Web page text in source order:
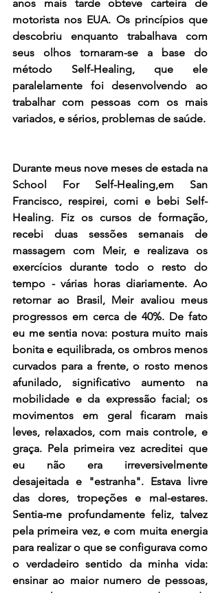
anos mais tarde obteve carteira de
motorista nos EUA. Os princípios que
descobriu enquanto trabalhava com
seus olhos tornaram-se a base do
método Self-Healing, que ele
paralelamente foi desenvolvendo ao
trabalhar com pessoas com os mais
Durante meus nove meses de estada na
School For Self-Healing,em San
Francisco, respirei, comi e bebi Self-
Healing. Fiz os cursos de formação,
recebi duas sessões semanais de
massagem com Meir, e realizava os
exercícios durante todo o resto do
tempo - várias horas diariamente. Ao
retornar ao Brasil, Meir avaliou meus
progressos em cerca de 40%. De fato
eu me sentia nova: postura muito mais
bonita e equilibrada, os ombros menos
curvados para a frente, o rosto menos
afunilado, significativo aumento na
mobilidade e da expressão facial; os
movimentos em geral ficaram mais
leves, relaxados, com mais controle, e
graça. Pela primeira vez acreditei que
eu não era irreversivelmente
desajeitada e "estranha". Estava livre
das dores, tropeções e mal-estares.
Sentia-me profundamente feliz, talvez
pela primeira vez, e com muita energia
para realizar o que se configurava como
o verdadeiro sentido da minha vida:
ensinar ao maior numero de pessoas,